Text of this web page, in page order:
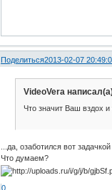
Поделиться2013-02-07
VideoVera
Что значит Ваш вздох и
...да, озаботился вот
Что думаем?
0